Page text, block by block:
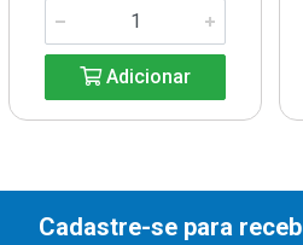
Adicionar
Cadastre-se para